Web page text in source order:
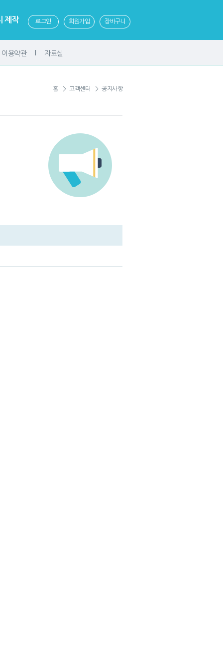
제작 로그인 회원가입 장바구니
이용약관 자료실
홈 ＞ 고객센터 ＞ 공지사항